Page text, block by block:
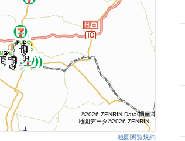
©2026 ZENRIN DataCom
地図データ©2026 ZENRIN
地図閲覧規約